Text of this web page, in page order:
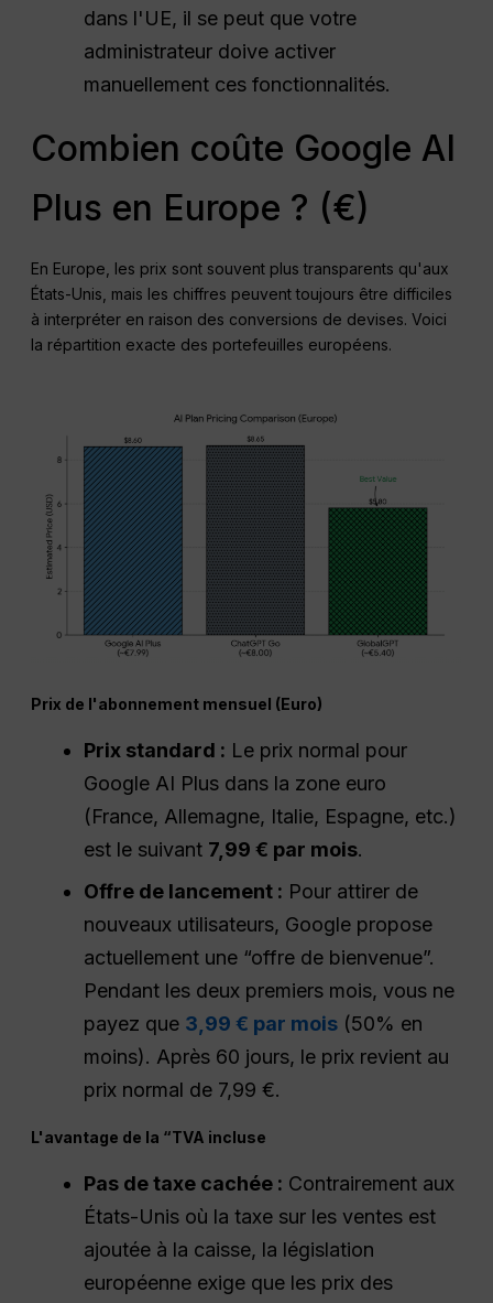
dans l'UE, il se peut que votre
administrateur doive activer
manuellement ces fonctionnalités.
Combien coûte Google AI
Plus en Europe ? (€)
En Europe, les prix sont souvent plus transparents qu'aux
États-Unis, mais les chiffres peuvent toujours être difficiles
à interpréter en raison des conversions de devises. Voici
la répartition exacte des portefeuilles européens.
Prix de l'abonnement mensuel (Euro)
Prix standard : Le prix normal pour
Google AI Plus dans la zone euro
(France, Allemagne, Italie, Espagne, etc.)
est le suivant 7,99 € par mois.
Offre de lancement : Pour attirer de
nouveaux utilisateurs, Google propose
actuellement une “offre de bienvenue”.
Pendant les deux premiers mois, vous ne
payez que 3,99 € par mois (50% en
moins). Après 60 jours, le prix revient au
prix normal de 7,99 €.
L'avantage de la “TVA incluse
Pas de taxe cachée : Contrairement aux
États-Unis où la taxe sur les ventes est
ajoutée à la caisse, la législation
européenne exige que les prix des